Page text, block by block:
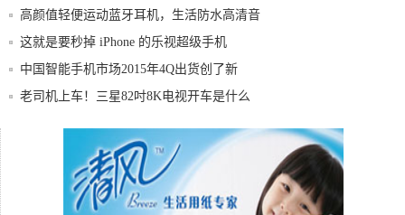
高颜值轻便运动蓝牙耳机，生活防水高清音
质，降
这就是要秒掉 iPhone 的乐视超级手机
中国智能手机市场2015年4Q出货创了新
高，
老司机上车！三星82吋8K电视开车是什么
不一定要4000块才叫商务手机 各价位段商